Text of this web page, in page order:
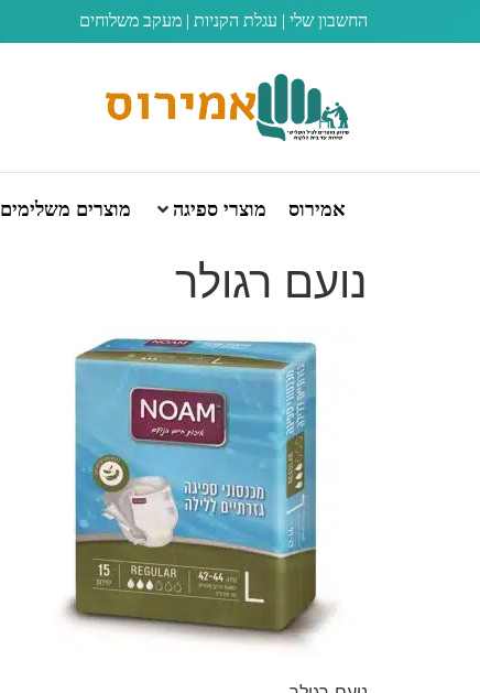
החשבון שלי | עגלת הקניות | מעקב משלוחים
אמירוס מוצרי ספיגה מוצרים משלימים
נועם רגולר